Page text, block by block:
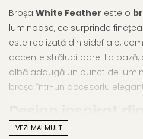
Broșa White Feather este o
luminoase, ce surprinde
este realizată din sidef alb,
accente strălucitoare. La
albă adaugă un punct de
broșa într-un accesoriu
ușoară a penelor
VEZI MAI MULT